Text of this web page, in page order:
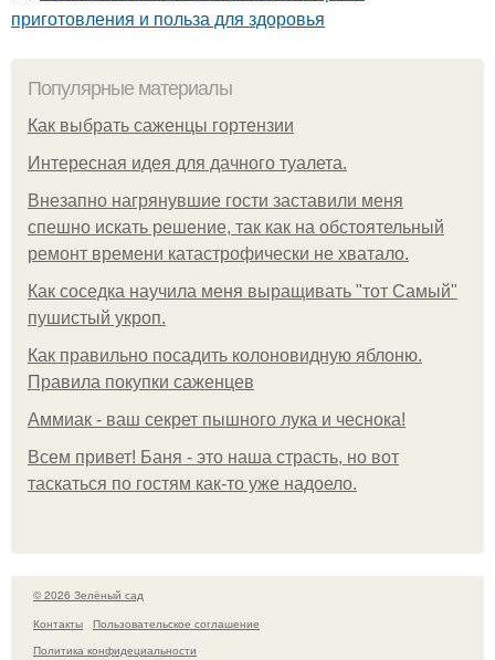
приготовления и польза для здоровья
Популярные материалы
Как выбрать саженцы гортензии
Интересная идея для дачного туалета.
Внезапно нагрянувшие гости заставили меня
спешно искать решение, так как на обстоятельный
ремонт времени катастрофически не хватало.
Как соседка научила меня выращивать "тот Самый"
пушистый укроп.
Как правильно посадить колоновидную яблоню.
Правила покупки саженцев
Аммиак - ваш секрет пышного лука и чеснока!
Всем привет! Баня - это наша страсть, но вот
таскаться по гостям как-то уже надоело.
© 2026 Зелёный сад
Контакты
Пользовательское соглашение
Политика конфидециальности